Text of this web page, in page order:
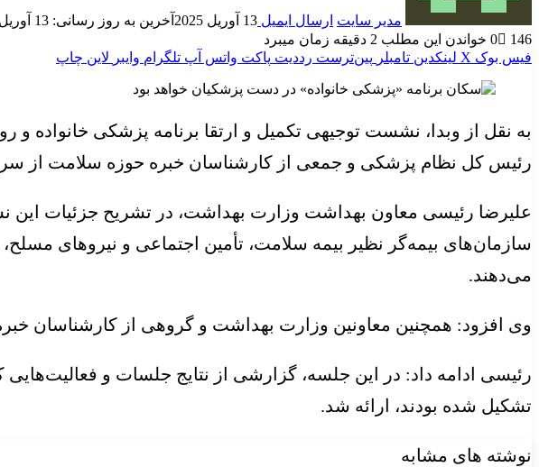
مدیر سایت ارسال ایمیل 13 آوریل 2025
آخرین به روز رسانی: 13 آوریل 2025
0
146
خواندن این مطلب 2 دقیقه زمان میبرد
فیس بوک X لینکدین ‫تامبلر ‫پین‌ترست ‫رددیت پاکت واتس آپ تلگرام وایبر لاین چاپ
رئیس کل نظام پزشکی و جمعی از کارشناسان خبره حوزه سلامت از
علیرضا رئیسی معاون بهداشت وزارت بهداشت، در تشریح جزئیات
سازمان‌های بیمه‌گر نظیر بیمه سلامت، تأمین اجتماعی و نیروهای
می‌دهند.
وی افزود: همچنین معاونین وزارت بهداشت و گروهی از کارشناسان
رئیسی ادامه داد: در این جلسه، گزارشی از نتایج جلسات و
تشکیل شده بودند، ارائه شد.
نوشته های مشابه